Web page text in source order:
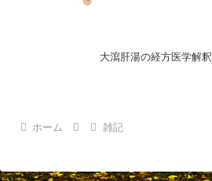
大瀉肝湯の経方医学解釈
ホーム 雑記